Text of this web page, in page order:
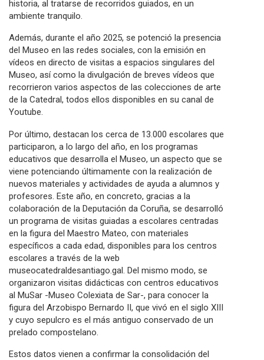
historia, al tratarse de recorridos guiados, en un
ambiente tranquilo.
Además, durante el año 2025, se potenció la presencia
del Museo en las redes sociales, con la emisión en
vídeos en directo de visitas a espacios singulares del
Museo, así como la divulgación de breves vídeos que
recorrieron varios aspectos de las colecciones de arte
de la Catedral, todos ellos disponibles en su canal de
Youtube.
Por último, destacan los cerca de 13.000 escolares que
participaron, a lo largo del año, en los programas
educativos que desarrolla el Museo, un aspecto que se
viene potenciando últimamente con la realización de
nuevos materiales y actividades de ayuda a alumnos y
profesores. Este año, en concreto, gracias a la
colaboración de la Deputación da Coruña, se desarrolló
un programa de visitas guiadas a escolares centradas
en la figura del Maestro Mateo, con materiales
específicos a cada edad, disponibles para los centros
escolares a través de la web
museocatedraldesantiago.gal. Del mismo modo, se
organizaron visitas didácticas con centros educativos
al MuSar -Museo Colexiata de Sar-, para conocer la
figura del Arzobispo Bernardo II, que vivó en el siglo XIII
y cuyo sepulcro es el más antiguo conservado de un
prelado compostelano.
Estos datos vienen a confirmar la consolidación del